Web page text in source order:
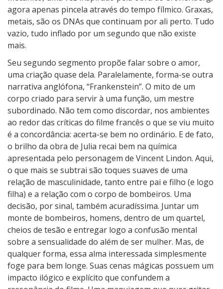
agora apenas pincela através do tempo fílmico. Graxas,
metais, são os DNAs que continuam por ali perto. Tudo
vazio, tudo inflado por um segundo que não existe
mais.
Seu segundo segmento propõe falar sobre o amor,
uma criação quase dela. Paralelamente, forma-se outra
narrativa anglófona, “Frankenstein”. O mito de um
corpo criado para servir à uma função, um mestre
subordinado. Não tem como discordar, nos ambientes
ao redor das críticas do filme francês o que se viu muito
é a concordância: acerta-se bem no ordinário. E de fato,
o brilho da obra de Julia recai bem na química
apresentada pelo personagem de Vincent Lindon. Aqui,
o que mais se subtrai são toques suaves de uma
relação de masculinidade, tanto entre pai e filho (e logo
filha) e a relação com o corpo de bombeiros. Uma
decisão, por sinal, também acuradíssima. Juntar um
monte de bombeiros, homens, dentro de um quartel,
cheios de tesão e entregar logo a confusão mental
sobre a sensualidade do além de ser mulher. Mas, de
qualquer forma, essa alma interessada simplesmente
foge para bem longe. Suas cenas mágicas possuem um
impacto ilógico e explícito que confundem a